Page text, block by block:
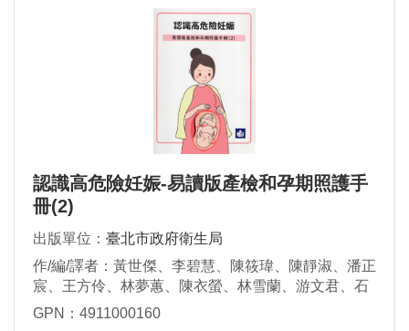
認識高危險妊娠-易讀版產檢和孕期照護手
冊(2)
出版單位： 臺北市政府衛生局
作/編/譯者：黃世傑、李碧慧、陳筱瑋、陳靜淑、潘正
宸、王方伶、林夢蕙、陳衣螢、林雪蘭、游文君、石
乙伶、李定安、吳俊葦、林庭伊、江蕙真、洪思蘋、
GPN：4911000160